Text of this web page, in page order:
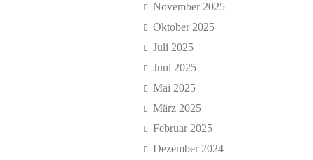
November 2025
Oktober 2025
Juli 2025
Juni 2025
Mai 2025
März 2025
Februar 2025
Dezember 2024